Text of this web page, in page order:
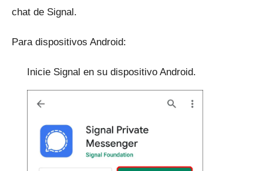
chat de Signal.
Para dispositivos Android:
Inicie Signal en su dispositivo Android.